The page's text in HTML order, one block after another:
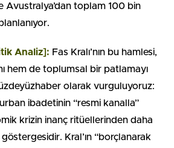
Avustralya’dan toplam 100 bin
Analiz]: Fas Kralı’nın bu hamlesi,
hem de toplumsal bir patlamayı
olarak vurguluyoruz:
ibadetinin “resmi kanalla”
krizin inanç ritüellerinden daha
göstergesidir. Kral’ın “borçlanarak